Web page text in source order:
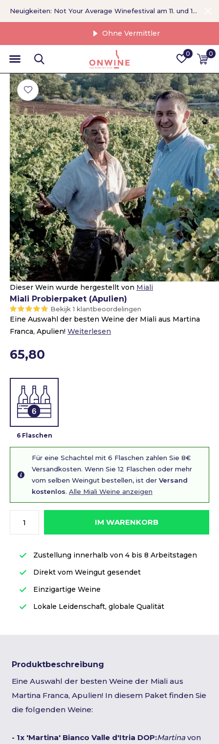
0 0
Ohne Vermittler
Neuigkeiten: Not Your Average Winefestival am 11. und 12. September >
Dieser Wein wurde hergestellt von Miali
Miali Probierpaket (Apulien)
Bekijk 1 klantbeoordelingen
Eine Auswahl der besten Weine der Miali aus Martina
Franca, Apulien! Weiterlesen
65,80
6 Flaschen
Für eine Schachtel mit 6 Flaschen zahlen Sie 8€
Versandkosten. Wenn Sie 12 Flaschen oder mehr
vom selben Weingut bestellen, ist der Versand
kostenlos. Alle Miali Weine anzeigen
IM WARENKORB
Zustellung innerhalb von 4 bis 8 Arbeitstagen
Direkt vom Weingut gesendet
Einzigartige Weine
Lokale Leidenschaft, globale Qualität
Produktbeschreibung
Eine Auswahl der besten Weine der Miali aus
Martina Franca, Apulien! In diesem Paket finden Sie
die folgenden Weine:
- 1x 'Martina' Bianco Valle d'Itria DOP:Martina von